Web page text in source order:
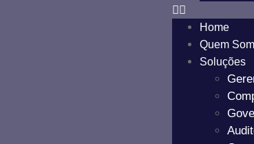
Home
Quem
Soluções